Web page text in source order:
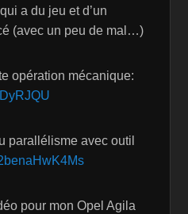
a du jeu et d’un
(avec un peu de mal…)
opération mécanique:
parallélisme avec outil
pour mon Opel Agila